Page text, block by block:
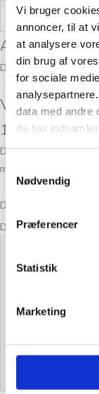
Vi bruger
annoncer, til at
at analysere
din brug af
for sociale
data med andre
de har
Samtykkevalg
Nødvendig
Præferencer
Statistik
Marketing
Vægt
Anmeldelser
Der er endnu ikke
Vær den
1770”
Din e-mailadresse vil
med
Din bedømmelse
Din anmeldelse*